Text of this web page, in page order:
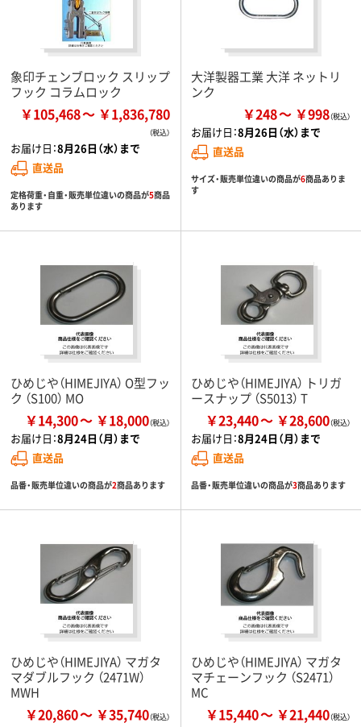
象印チェンブロック スリップ
フック コラムロック
￥105,468 ￥1,836,780
お届け日：8月26日（水）まで
直送品
定格荷重・自重・販売単位違いの商品が5商品
あります
大洋製器工業 大洋 ネットリ
ンク
￥248 ￥998
お届け日：8月26日（水）まで
直送品
サイズ・販売単位違いの商品が6商品ありま
す
ひめじや（HIMEJIYA） O型フッ
ク （S100） MO
￥14,300 ￥18,000
お届け日：8月24日（月）まで
直送品
品番・販売単位違いの商品が2商品あります
ひめじや（HIMEJIYA） トリガ
ースナップ （S5013） T
￥23,440 ￥28,600
お届け日：8月24日（月）まで
直送品
品番・販売単位違いの商品が3商品あります
ひめじや（HIMEJIYA） マガタ
マダブルフック （2471W）
MWH
￥20,860 ￥35,740
ひめじや（HIMEJIYA） マガタ
マチェーンフック （S2471）
MC
￥15,440 ￥21,440